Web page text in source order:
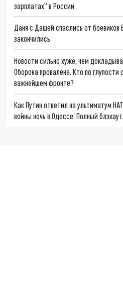
зарплатах" в России
Даня с Дашей спаслись от
закончились
Новости сильно хуже, чем
Оборона провалена. Кто по
важнейшем фронте?
Как Путин ответил на ультиматум
войны ночь в Одессе. Полный